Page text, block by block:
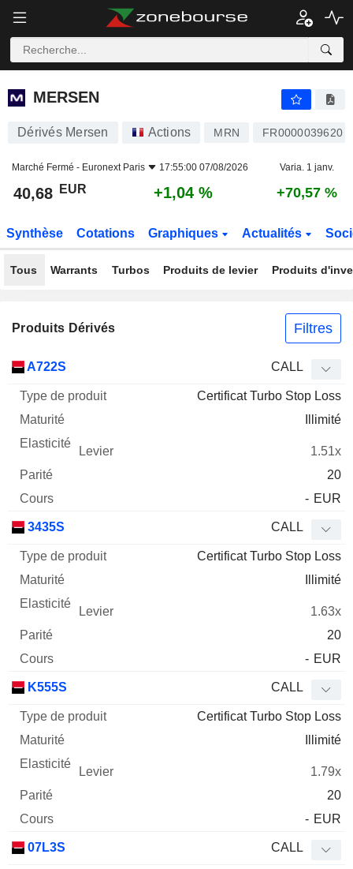
MERSEN
MERSEN
Dérivés Mersen Actions MRN FR0000039620
Marché Fermé - Euronext Paris 17:55:00 07/08/2026 Varia. 1 janv.
40,68 EUR +1,04 % +70,57 %
Synthèse Cotations Graphiques Actualités
Tous Warrants Turbos Produits de levier Produits
Produits Dérivés Filtres
Mnemo Type produit
Elasticité Levier Parité
A722S CALL
Certificat Turbo Stop Loss
Illimité
1.51x
20
- EUR
3435S CALL
Certificat Turbo Stop Loss
Illimité
1.63x
20
- EUR
K555S CALL
Certificat Turbo Stop Loss
Illimité
1.79x
20
- EUR
07L3S CALL